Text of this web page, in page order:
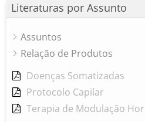
Literaturas por Assunto
Assuntos
Relação de Produtos
Doenças Somatizadas
Protocolo Capilar
Terapia de Modulação